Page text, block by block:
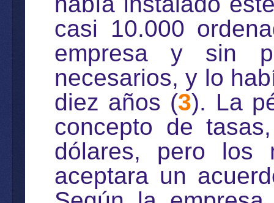
casi 10.000
empresa y sin
necesarios, y lo
diez años (3). La
concepto de
dólares, pero los
aceptara un